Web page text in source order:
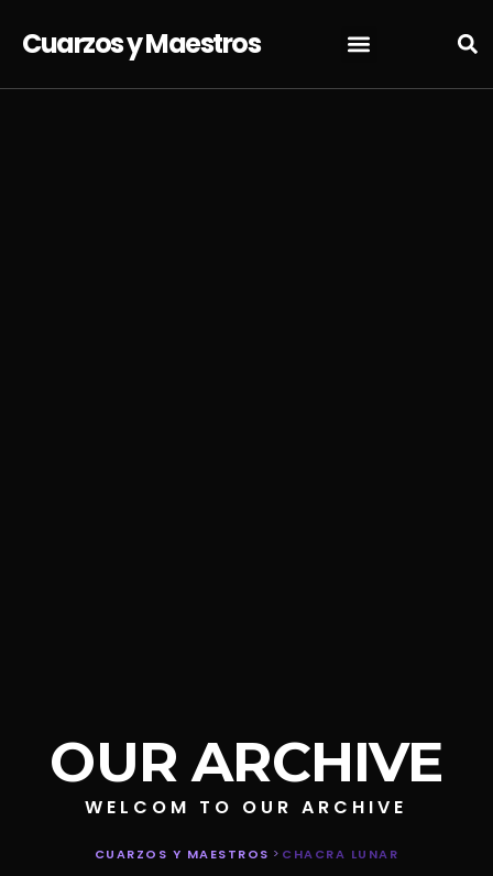
Cuarzos y Maestros
OUR ARCHIVE
WELCOM TO OUR ARCHIVE
CUARZOS Y MAESTROS > CHACRA LUNAR